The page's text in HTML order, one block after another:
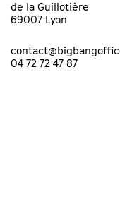
de la Guillotière
69007 Lyon
04 72 72 47 87